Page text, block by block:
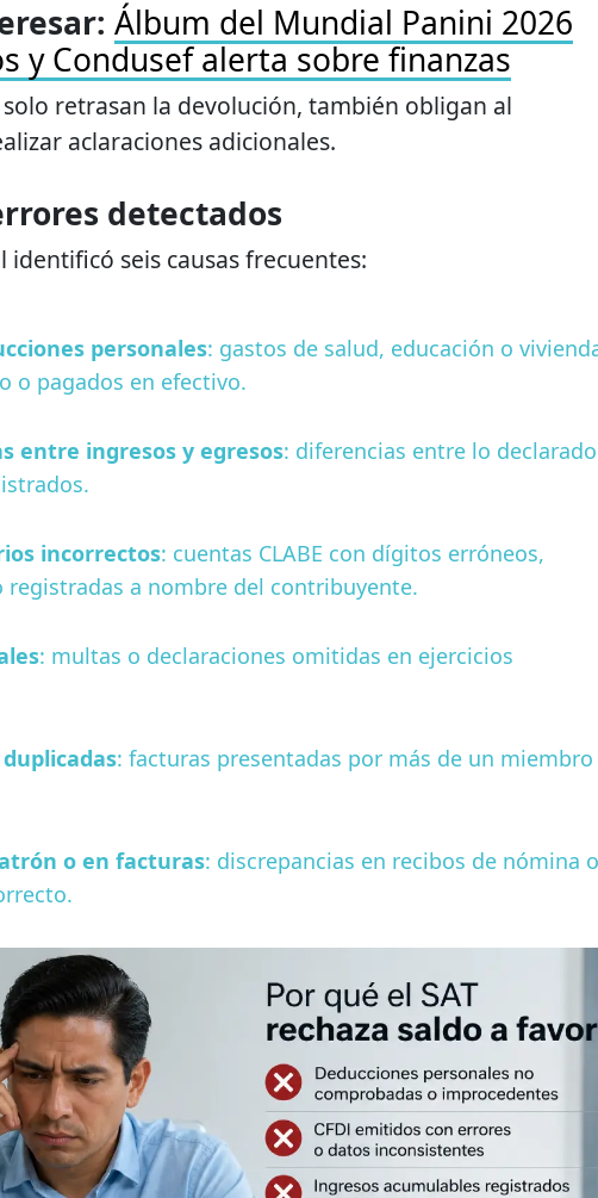
Álbum del Mundial Panini 2026
y Condusef alerta sobre finanzas
solo retrasan la devolución, también obligan al
aclaraciones adicionales.
detectados
identificó seis causas frecuentes:
personales: gastos de salud, educación o
o pagados en efectivo.
entre ingresos y egresos: diferencias entre lo declarado
incorrectos: cuentas CLABE con dígitos erróneos,
registradas a nombre del contribuyente.
: multas o declaraciones omitidas en ejercicios
: facturas presentadas por más de un miembro
o en facturas: discrepancias en recibos de nómina o